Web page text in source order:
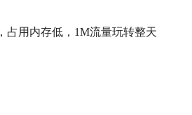
占用内存低， 1M流量玩转整天